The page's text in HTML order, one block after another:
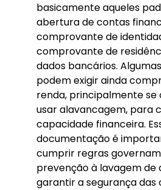
basicamente aqueles
abertura de contas
comprovante de
comprovante de
dados bancários.
podem exigir ainda
renda, principalmente se
usar alavancagem, para
capacidade financeira.
documentação é
cumprir regras
prevenção à lavagem de
garantir a segurança das